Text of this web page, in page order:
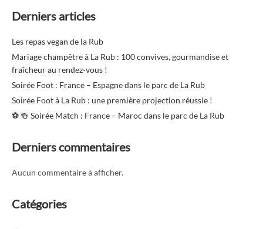
Derniers articles
Les repas vegan de la Rub
Mariage champêtre à La Rub : 100 convives, gourmandise et
fraîcheur au rendez‑vous !
Soirée Foot : France – Espagne dans le parc de La Rub
Soirée Foot à La Rub : une première projection réussie !
⚽️ 🍻 Soirée Match : France – Maroc dans le parc de La Rub
Derniers commentaires
Aucun commentaire à afficher.
Catégories